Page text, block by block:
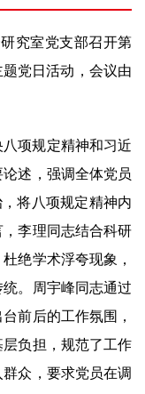
究室党支部召开第
党日活动，会议由
项规定精神和习近
述，强调全体党员
将八项规定精神内
李理同志结合科研
绝学术浮夸现象，
。周宇峰同志通过
前后的工作氛围，
负担，规范了工作
众，要求党员在调